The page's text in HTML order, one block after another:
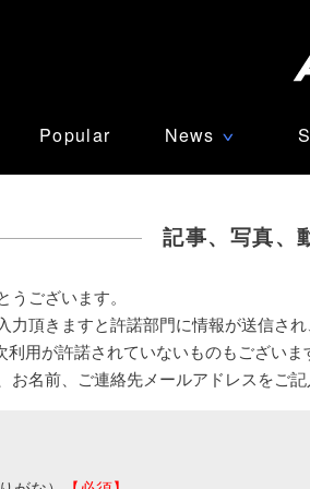
Popular News ∨
記事、写真、
うございます。
力頂きますと許諾部門に情報が送信さ
利用が許諾されていないものもございま
お名前、ご連絡先メールアドレスをご